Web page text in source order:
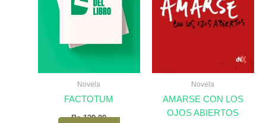
Novela
FACTOTUM
Bs.129,00
Novela
AMARSE CON LOS
OJOS ABIERTOS